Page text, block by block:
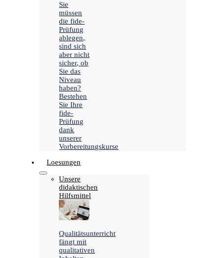
Sie
müssen
die fide-
Prüfung
ablegen,
sind sich
aber nicht
sicher, ob
Sie das
Niveau
haben?
Bestehen
Sie Ihre
fide-
Prüfung
dank
unserer
Vorbereitungskurse
Loesungen
Unsere
didaktischen
Hilfsmittel
Qualitätsunterricht
fängt mit
qualitativen